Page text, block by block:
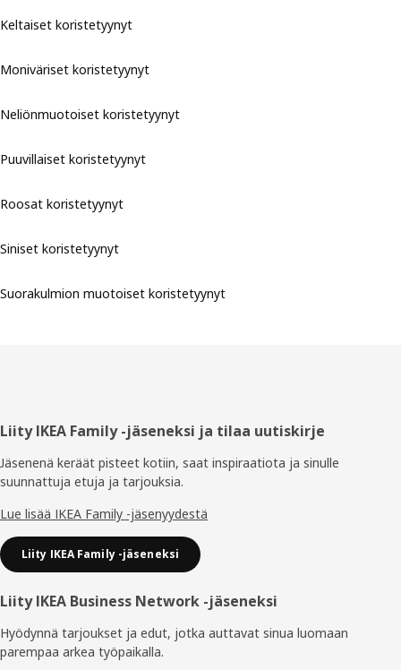
Keltaiset koristetyynyt
Moniväriset koristetyynyt
Neliönmuotoiset koristetyynyt
Puuvillaiset koristetyynyt
Roosat koristetyynyt
Siniset koristetyynyt
Suorakulmion muotoiset koristetyynyt
Alatunniste
Liity IKEA Family -jäseneksi ja tilaa uutiskirje
Jäsenenä keräät pisteet kotiin, saat inspiraatiota ja sinulle
suunnattuja etuja ja tarjouksia.​
Lue lisää IKEA Family -jäsenyydestä
Liity IKEA Family -jäseneksi
Liity IKEA Business Network -jäseneksi
Hyödynnä tarjoukset ja edut, jotka auttavat sinua luomaan
parempaa arkea työpaikalla.